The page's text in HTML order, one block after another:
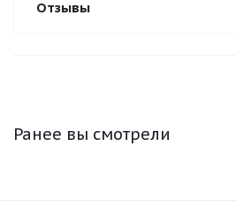
Отзывы
Ранее вы смотрели